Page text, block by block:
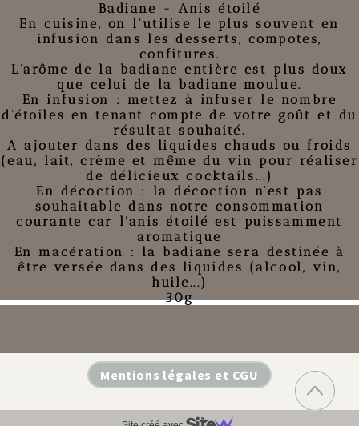
Badiane - Anis étoilé
En cuisine, on l'utilise le plus souvent en
infusion dans les desserts, compotes,
confitures.
L'arôme de la badiane entière est plus doux
que celui de la badiane moulue.
En infusion : mettez à infuser le nombre
d'étoiles en tenant compte de votre goût et du
résultat souhaité.
A ajouter dans des liquides chauds ou froids
(eau, lait, crème et même du vin pour réaliser
de délicieux cocktails...)
En décoction : la décoction n'est pas
souhaitable dans notre consommation
courante car l'anis étoilé est puissamment
aromatique
En macération : la badiane sera destinée à
être versée dans des liquides (alcool, vin,
huile...)
30g
Mentions légales et CGU